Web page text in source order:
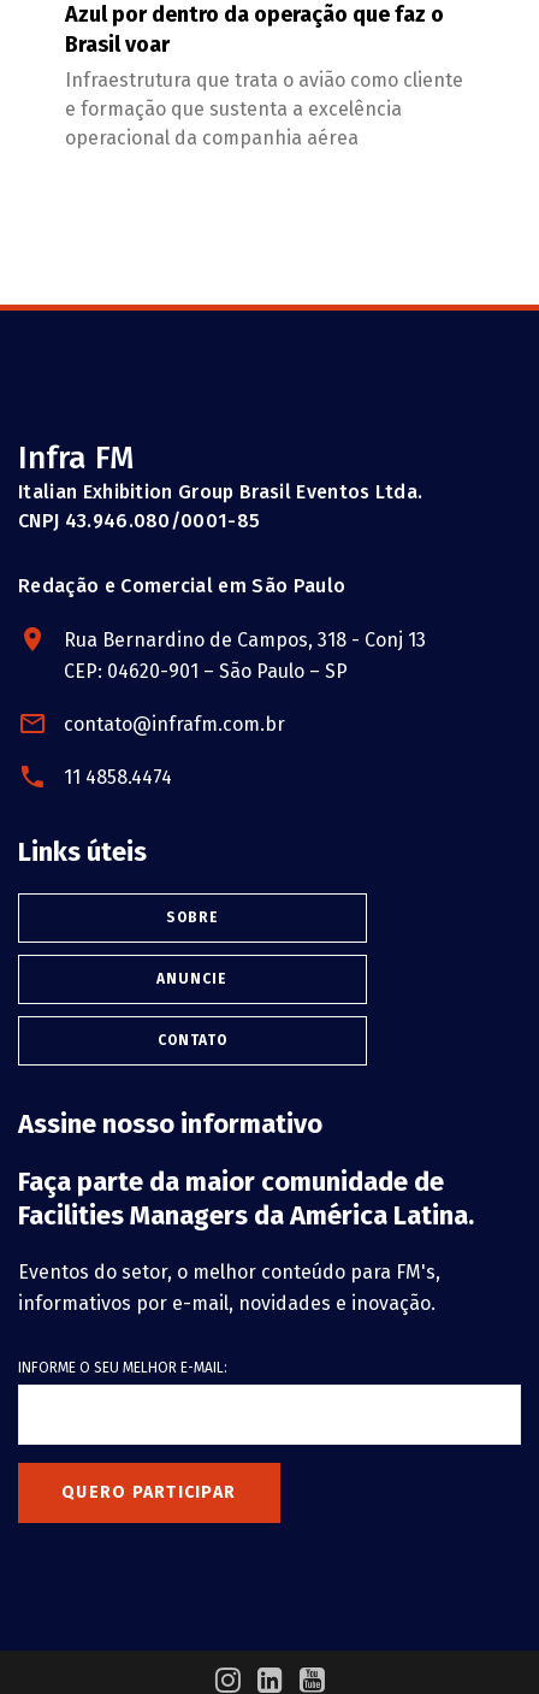
Azul por dentro da operação que faz o
Brasil voar
Infraestrutura que trata o avião como cliente
e formação que sustenta a excelência
operacional da companhia aérea
Infra FM
Italian Exhibition Group Brasil Eventos Ltda.
CNPJ 43.946.080/0001-85
Redação e Comercial em São Paulo
Rua Bernardino de Campos, 318 - Conj 13
CEP: 04620-901 – São Paulo – SP
contato@infrafm.com.br
11 4858.4474
Links úteis
SOBRE
ANUNCIE
CONTATO
Assine nosso informativo
Faça parte da maior comunidade de
Facilities Managers da América Latina.
Eventos do setor, o melhor conteúdo para FM's,
informativos por e-mail, novidades e inovação.
INFORME O SEU MELHOR E-MAIL:
QUERO PARTICIPAR